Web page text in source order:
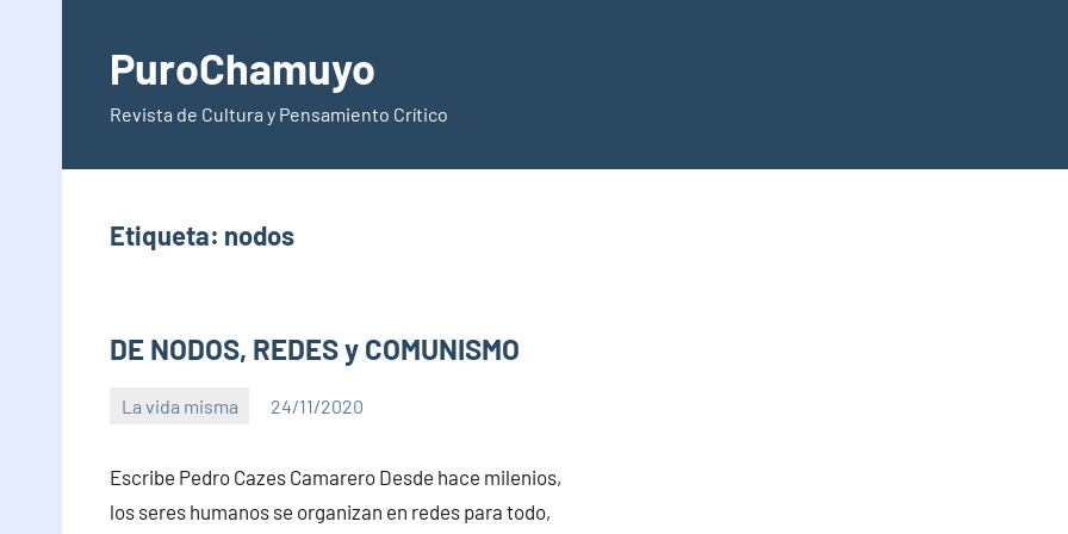
contenidoPuroChamuyo
Revista de Cultura y Pensamiento Crítico
Etiqueta: nodos
DE NODOS, REDES y COMUNISMO
La vida misma 24/11/2020
Escribe Pedro Cazes Camarero Desde hace milenios,
los seres humanos se organizan en redes para todo,